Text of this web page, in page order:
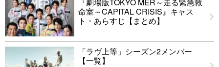
『劇場版TOKYO MER～走る緊急救
命室～CAPITAL CRISIS』キャス
ト・あらすじ【まとめ】
「ラヴ上等」シーズン2メンバー
【一覧】